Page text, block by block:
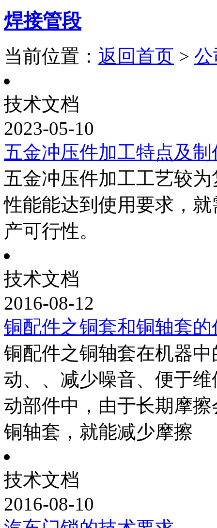
焊接管段
当前位置： 返回首页 >
技术文档
2023-05-10
五金冲压件加工特点及制
五金冲压件加工工艺较
性能能达到使用要求，
产可行性。
技术文档
2016-08-12
铜配件之铜套和铜轴套的
铜配件之铜轴套在机器
动、、减少噪音、便于
动部件中，由于长期摩
铜轴套，就能减少摩擦
技术文档
2016-08-10